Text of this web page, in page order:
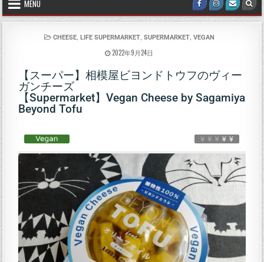
MENU
CHEESE, LIFE SUPERMARKET, SUPERMARKET, VEGAN
2022年9月24日
【スーパー】相模屋ビヨンドトウフのヴィー
ガンチーズ
【Supermarket】Vegan Cheese by Sagamiya
Beyond Tofu